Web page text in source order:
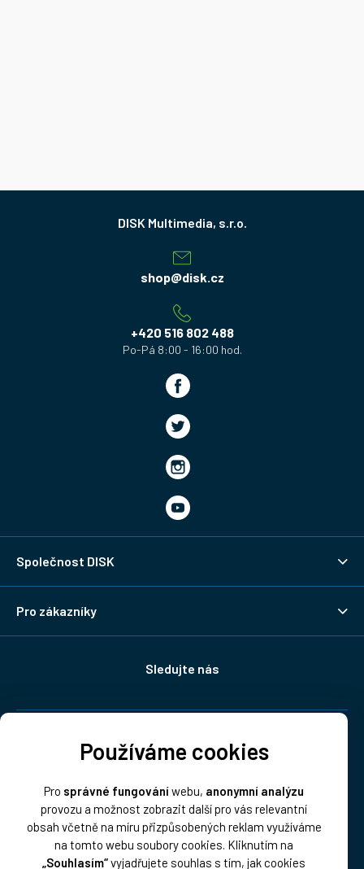
Používáme cookies
Pro správné fungováníwebu, anonymní analýzu
provozu a možnost zobrazit další pro vás relevantní
obsah včetně na míru přizpůsobených reklam využíváme
na tomto webu soubory cookies. Kliknutím na
„Souhlasím“vyjadřujete souhlas s tím, jak cookies
shop@disk.cz
+420 516 802 488
Společnost DISK
Pro zákazníky
Sledujte nás
Platba: